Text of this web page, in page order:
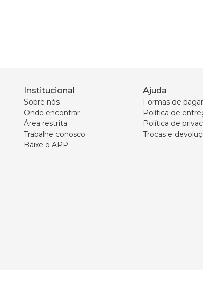
Institucional
Sobre nós
Onde encontrar
Área restrita
Trabalhe conosco
Baixe o APP
Ajuda
Formas de
Política de
Política de
Trocas e